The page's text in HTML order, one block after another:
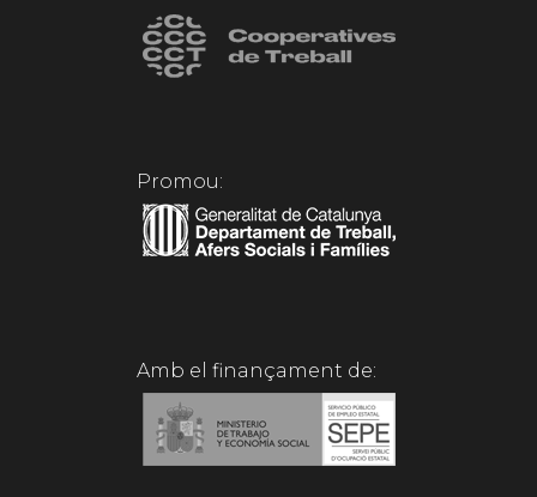
Promou:
Amb el finançament de: